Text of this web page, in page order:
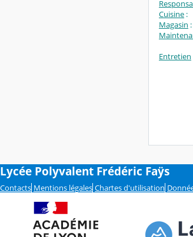
Cuisine :
Magasin :
Entretien
Lycée Polyvalent Frédéric Faÿs
Contacts Mentions légales Chartes d'utilisation